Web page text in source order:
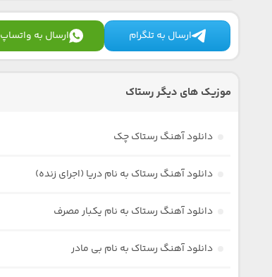
ارسال به تلگرام ارسال به واتساپ
موزیک های دیگر رستاک
دانلود آهنگ رستاک چک
دانلود آهنگ رستاک به نام دریا (اجرای زنده)
دانلود آهنگ رستاک به نام یکبار مصرف
دانلود آهنگ رستاک به نام بی مادر